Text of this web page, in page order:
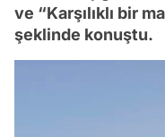
ve “Karşılıklı bir
şeklinde konuştu.